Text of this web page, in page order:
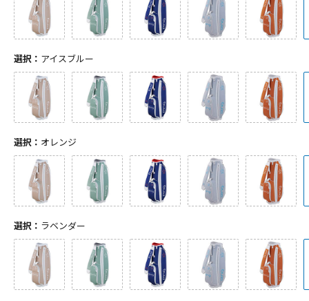
選択： アイスブルー
選択： オレンジ
選択： ラベンダー